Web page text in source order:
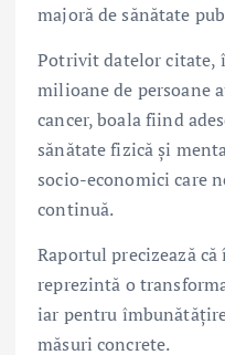
majoră de sănătate
Potrivit datelor citate,
milioane de persoane
cancer, boala fiind
sănătate fizică și
socio-economici care
continuă.
Raportul precizează
reprezintă o
iar pentru
măsuri concrete.